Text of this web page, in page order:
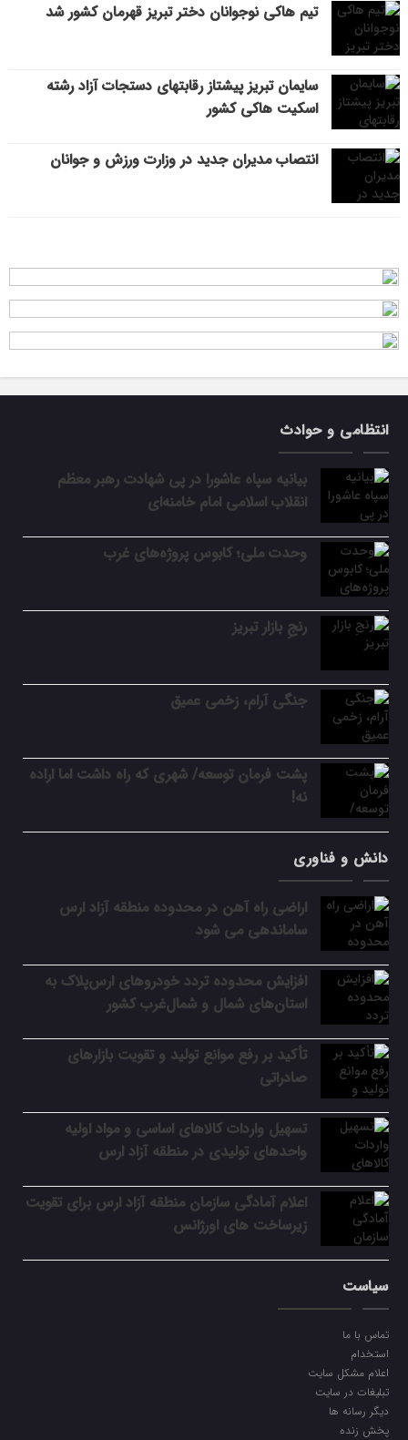
تیم هاکی نوجوانان دختر تبریز قهرمان کشور شد
سایمان تبریز پیشتاز رقابتهای دستجات آزاد رشته
اسکیت هاکی کشور
انتصاب مدیران جدید در وزارت ورزش و جوانان
انتظامی و حوادث
بیانیه سپاه عاشورا در پی شهادت رهبر معظم
انقلاب اسلامی امام خامنه‌ای
وحدت ملی؛ کابوس پروژه‌های غرب
رنجِ بازار تبریز
جنگی آرام، زخمی عمیق
پشت فرمان توسعه/ شهری که راه داشت اما اراده
نه!
دانش و فناوری
اراضی راه آهن در محدوده منطقه آزاد ارس
ساماندهی می شود
افزایش محدوده تردد خودروهای ارس‌پلاک به
استان‌های شمال و شمال‌غرب کشور
تأکید بر رفع موانع تولید و تقویت بازارهای
صادراتی
تسهیل واردات کالاهای اساسی و مواد اولیه
واحدهای تولیدی در منطقه آزاد ارس
اعلام آمادگی سازمان منطقه آزاد ارس برای تقویت
زیرساخت‌ های اورژانس
سیاست
تماس با ما
استخدام
اعلام مشکل سایت
تبلیغات در سایت
دیگر رسانه ها
پخش زنده